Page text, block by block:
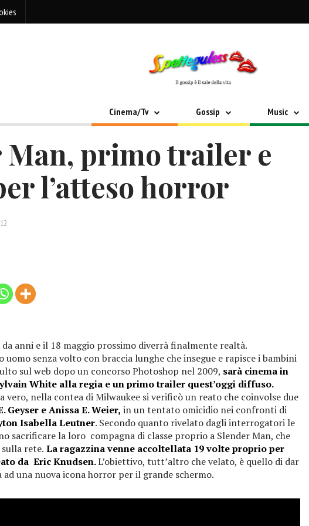
Cinema/Tv Gossip Music
Man, primo trailer e
l’atteso horror
da anni e il 18 maggio prossimo diverrà finalmente realtà.
uomo senza volto con braccia lunghe che insegue e rapisce i bambini
sul web dopo un concorso Photoshop nel 2009, sarà cinema in
White alla regia e un primo trailer quest’oggi diffuso.
vero, nella contea di Milwaukee si verificò un reato che coinvolse due
Geyser e Anissa E. Weier, in un tentato omicidio nei confronti di
Isabella Leutner. Secondo quanto rivelato dagli interrogatori le
sacrificare la loro compagna di classe proprio a Slender Man, che
sulla rete. La ragazzina venne accoltellata 19 volte proprio per
da Eric Knudsen.L’obiettivo, tutt’altro che velato, è quello di dar
ad una nuova icona horror per il grande schermo.